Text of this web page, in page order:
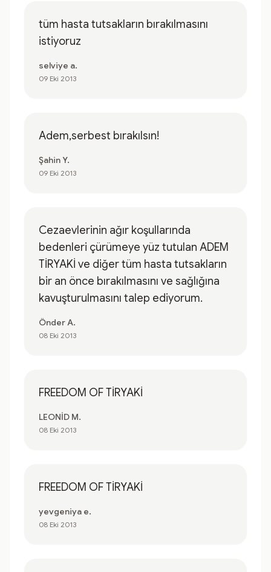
tüm hasta tutsakların bırakılmasını
istiyoruz
selviye a.
09 Eki 2013
Adem,serbest bırakılsın!
Şahin Y.
09 Eki 2013
Cezaevlerinin ağır koşullarında
bedenleri çürümeye yüz tutulan ADEM
TİRYAKİ ve diğer tüm hasta tutsakların
bir an önce bırakılmasını ve sağlığına
kavuşturulmasını talep ediyorum.
Önder A.
08 Eki 2013
FREEDOM OF TİRYAKİ
LEONİD M.
08 Eki 2013
FREEDOM OF TİRYAKİ
yevgeniya e.
08 Eki 2013